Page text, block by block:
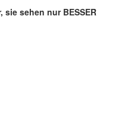
sehen nur BESSER